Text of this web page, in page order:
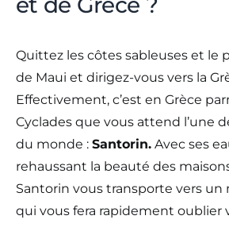
Quittez les côtes sableuses et le
de Maui et dirigez-vous vers la
Effectivement, c’est en Grèce
Cyclades que vous attend l’une
du monde : Santorin. Avec ses
rehaussant la beauté des
Santorin vous transporte vers
qui vous fera rapidement oublier